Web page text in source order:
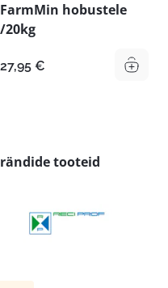
FarmMin hobustele
/20kg
27,95 €
tooteid